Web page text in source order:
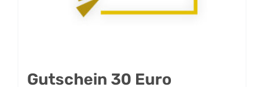
Gutschein 30 Euro